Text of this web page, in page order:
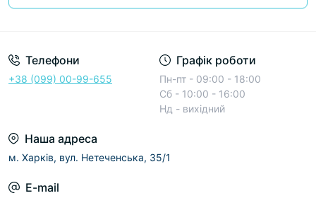
Телефони
+38 (099) 00-99-655
Графік роботи
Пн-пт - 09:00 - 18:00
Сб - 10:00 - 16:00
Нд - вихідний
Наша адреса
м. Харків, вул. Нетеченська, 35/1
E-mail